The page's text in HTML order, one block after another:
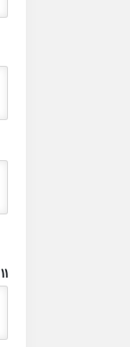
11 + 7 =